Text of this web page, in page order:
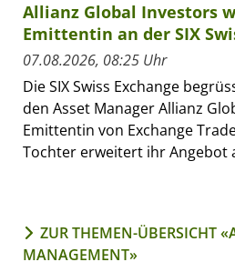
Allianz Global Investors
Emittentin an der SIX
07.08.2026, 08:25 Uhr
Die SIX Swiss Exchange
den Asset Manager Allianz
Emittentin von Exchange
Tochter erweitert ihr Angebot
ZUR THEMEN-ÜBERSICHT
MANAGEMENT»